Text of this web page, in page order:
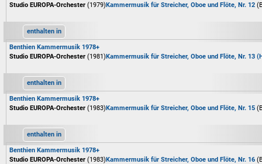
Studio EUROPA-Orchester (1979)Kammermusik für Streicher, Oboe und Flöte, Nr. 12
enthalten in
Benthien Kammermusik 1978+
Studio EUROPA-Orchester (1981)Kammermusik für Streicher, Oboe und Flöte, Nr. 13
enthalten in
Benthien Kammermusik 1978+
Studio EUROPA-Orchester (1983)Kammermusik für Streicher, Oboe und Flöte, Nr. 15
enthalten in
Benthien Kammermusik 1978+
Studio EUROPA-Orchester (1983)Kammermusik für Streicher, Oboe und Flöte, Nr. 16